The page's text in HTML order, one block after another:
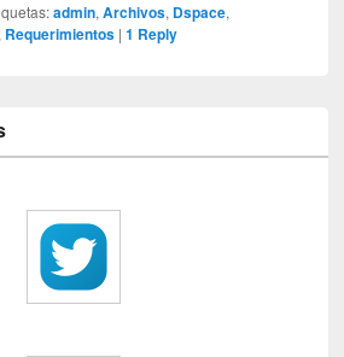
admin,Archivos, Dspace,
Requerimientos |1 Reply